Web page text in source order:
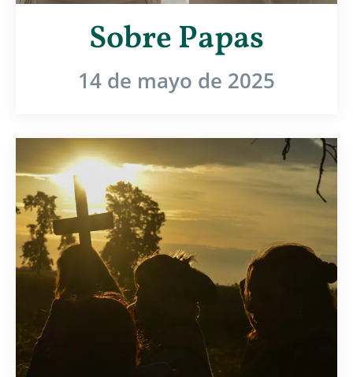
Sobre Papas
14 de mayo de 2025